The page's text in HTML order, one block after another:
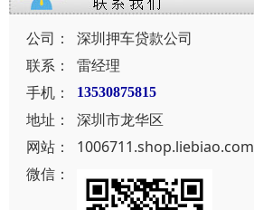
公司：
深圳押车贷款公司
联系：
雷经理
手机：
13530875815
地址：
深圳市龙华区
网站：
1006711.shop.liebiao.com
微信：